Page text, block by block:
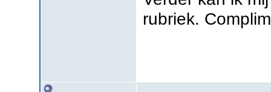
rubriek.